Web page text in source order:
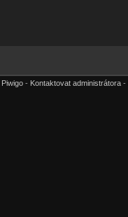
Piwigo - Kontaktovat administrátora